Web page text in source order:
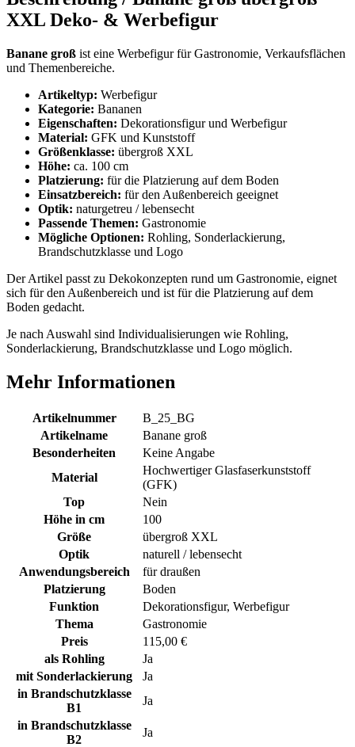
XXL Deko- & Werbefigur
Banane groß ist eine Werbefigur für Gastronomie, Verkaufsflächen
und Themenbereiche.
Artikeltyp: Werbefigur
Kategorie: Bananen
Eigenschaften: Dekorationsfigur und Werbefigur
Material: GFK und Kunststoff
Größenklasse: übergroß XXL
Höhe: ca. 100 cm
Platzierung: für die Platzierung auf dem Boden
Einsatzbereich: für den Außenbereich geeignet
Optik: naturgetreu / lebensecht
Passende Themen: Gastronomie
Mögliche Optionen: Rohling, Sonderlackierung,
Brandschutzklasse und Logo
Der Artikel passt zu Dekokonzepten rund um Gastronomie, eignet
sich für den Außenbereich und ist für die Platzierung auf dem
Boden gedacht.
Je nach Auswahl sind Individualisierungen wie Rohling,
Sonderlackierung, Brandschutzklasse und Logo möglich.
Mehr Informationen
Artikelnummer
B_25_BG
Artikelname
Banane groß
Besonderheiten
Keine Angabe
Material
Hochwertiger Glasfaserkunststoff
(GFK)
Top
Nein
Höhe in cm
100
Größe
übergroß XXL
Optik
naturell / lebensecht
Anwendungsbereich
für draußen
Platzierung
Boden
Funktion
Dekorationsfigur, Werbefigur
Thema
Gastronomie
Preis
115,00 €
als Rohling
Ja
mit Sonderlackierung
Ja
in Brandschutzklasse
B1
Ja
in Brandschutzklasse
B2
Ja